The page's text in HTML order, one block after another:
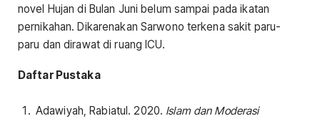
novel Hujan di Bulan Juni belum sampai pada ikatan
pernikahan. Dikarenakan Sarwono terkena sakit paru-
paru dan dirawat di ruang ICU.
Daftar Pustaka
Adawiyah, Rabiatul. 2020. Islam dan Moderasi